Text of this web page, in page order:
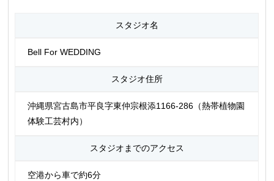
スタジオ名
Bell For WEDDING
スタジオ住所
沖縄県宮古島市平良字東仲宗根添1166-286（熱帯植物園
体験工芸村内）
スタジオまでのアクセス
空港から車で約6分